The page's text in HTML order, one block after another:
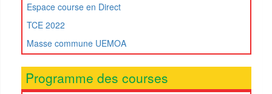
Espace course en Direct
TCE 2022
Masse commune UEMOA
Programme des courses